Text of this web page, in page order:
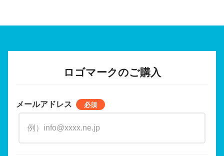
ロゴマークのご購入
メールアドレス